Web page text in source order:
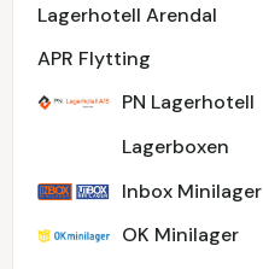
Lagerhotell Arendal
APR Flytting
PN Lagerhotell
Lagerboxen
Inbox Minilager
OK Minilager